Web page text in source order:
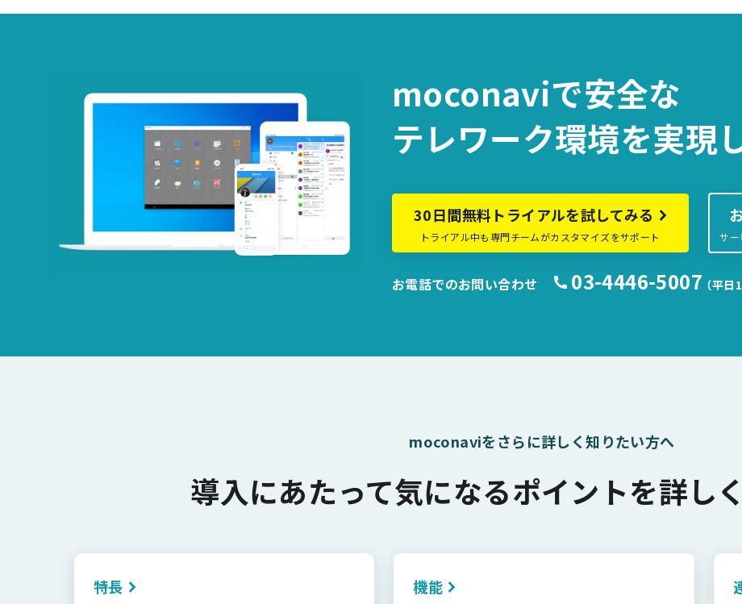
moconaviで安全な
テレワーク環境を実現
30日間無料トライアルを試してみる
トライアル中も専門チームがカスタマイズをサポート サー
お電話でのお問い合わせ 03-4446-5007 （平日
moconaviをさらに詳しく知りたい方へ
導入にあたって気になるポイントを詳し
特長 機能